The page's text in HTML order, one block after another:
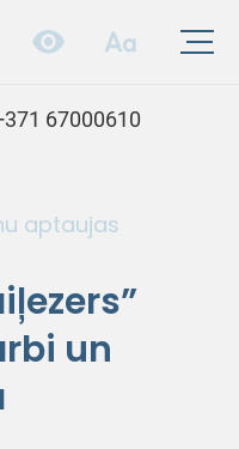
67000610
aptaujas
un